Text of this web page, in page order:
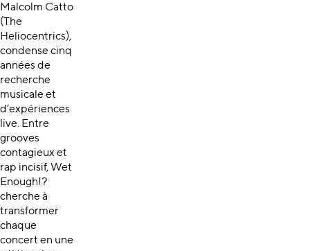
Malcolm Catto
(The
Heliocentrics),
condense cinq
années de
recherche
musicale et
d’expériences
live. Entre
grooves
contagieux et
rap incisif, Wet
Enough!?
cherche à
transformer
chaque
concert en une